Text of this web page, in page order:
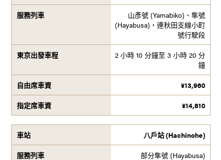
山彥號 (Yamabiko)、隼號
(Hayabusa)，連秋田支線小町
號行駛段
2 小時 10 分鐘至 3 小時 20 分
鐘
¥13,960
¥14,810
八戶站 (Hachinohe)
部分隼號 (Hayabusa)